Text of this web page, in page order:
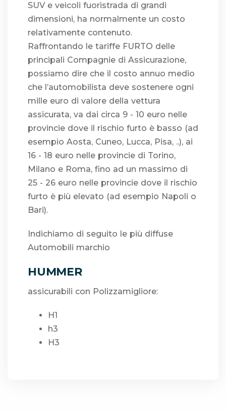
SUV e veicoli fuoristrada di grandi
dimensioni, ha normalmente un costo
relativamente contenuto.
Raffrontando le tariffe FURTO delle
principali Compagnie di Assicurazione,
possiamo dire che il costo annuo medio
che l’automobilista deve sostenere ogni
mille euro di valore della vettura
assicurata, va dai circa 9 - 10 euro nelle
provincie dove il rischio furto è basso (ad
esempio Aosta, Cuneo, Lucca, Pisa, ..), ai
16 - 18 euro nelle provincie di Torino,
Milano e Roma, fino ad un massimo di
25 - 26 euro nelle provincie dove il rischio
furto è più elevato (ad esempio Napoli o
Bari).
Indichiamo di seguito le più diffuse
Automobili marchio
HUMMER
assicurabili con Polizzamigliore:
H1
h3
H3